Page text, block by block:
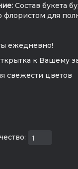
Состав букета
флористом для
ежедневно!
к Вашему
свежести цветов